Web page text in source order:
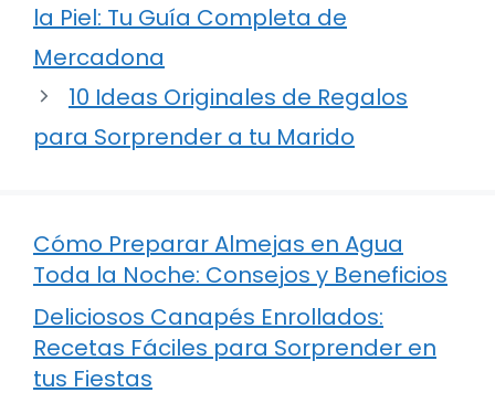
la Piel: Tu Guía Completa de
Mercadona
10 Ideas Originales de Regalos
para Sorprender a tu Marido
Cómo Preparar Almejas en Agua
Toda la Noche: Consejos y Beneficios
Deliciosos Canapés Enrollados:
Recetas Fáciles para Sorprender en
tus Fiestas